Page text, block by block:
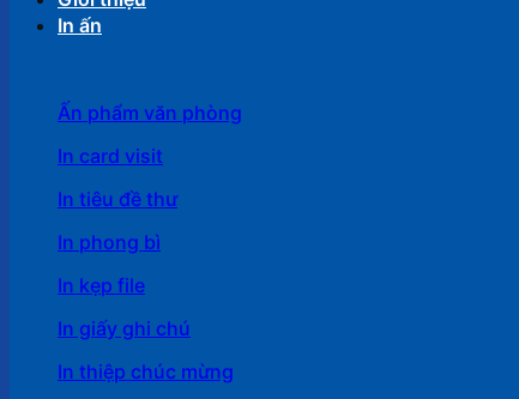
In ấn
Ấn phẩm văn phòng
In card visit
In tiêu đề thư
In phong bì
In kẹp file
In giấy ghi chú
In thiệp chúc mừng